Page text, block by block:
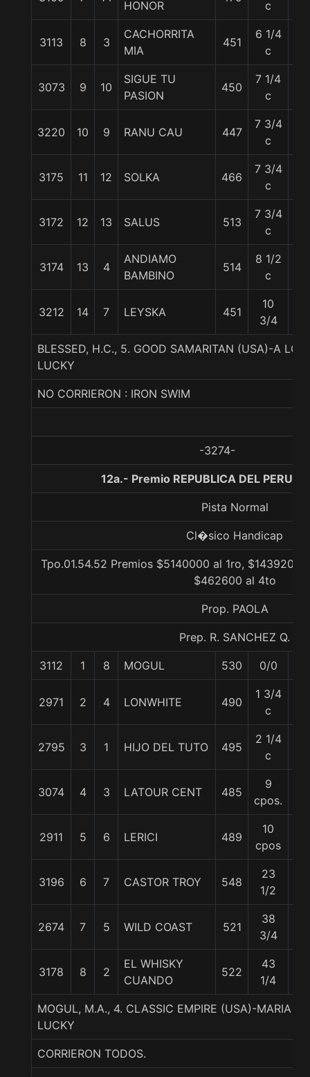
HONOR
c
3113 8 3
CACHORRITA
MIA
451
6 1/4
c
3073 9 10
SIGUE TU
PASION
450
7 1/4
c
3220 10 9 RANU CAU 447
7 3/4
c
3175 11 12 SOLKA 466
7 3/4
c
3172 12 13 SALUS 513
7 3/4
c
3174 13 4
ANDIAMO
BAMBINO
514
8 1/2
c
3212 14 7 LEYSKA 451
10
3/4
BLESSED, H.C., 5. GOOD SAMARITAN (USA)-A
LUCKY
NO CORRIERON : IRON SWIM
-3274-
12a.- Premio REPUBLICA DEL PERU,
Pista Normal
Cl�sico Handicap
Tpo.01.54.52 Premios $5140000 al 1ro, $1439200
$462600 al 4to
Prop. PAOLA
Prep. R. SANCHEZ Q.
3112 1 8 MOGUL 530 0/0
2971 2 4 LONWHITE 490
1 3/4
c
2795 3 1 HIJO DEL TUTO 495
2 1/4
c
3074 4 3 LATOUR CENT 485
9
cpos.
2911 5 6 LERICI 489
10
cpos
3196 6 7 CASTOR TROY 548
23
1/2
2674 7 5 WILD COAST 521
38
3/4
3178 8 2
EL WHISKY
CUANDO
522
43
1/4
MOGUL, M.A., 4. CLASSIC EMPIRE (USA)-MARIA
LUCKY
CORRIERON TODOS.